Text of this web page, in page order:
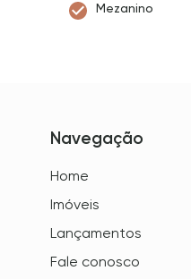
Mezanino
Navegação
Home
Imóveis
Lançamentos
Fale conosco